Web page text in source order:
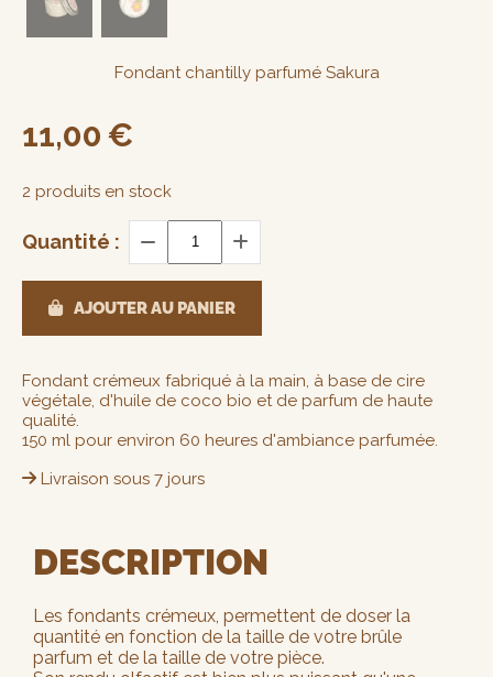
Fondant chantilly parfumé Sakura
11,00 €
2 produits en stock
Quantité :
AJOUTER AU PANIER
Fondant crémeux fabriqué à la main, à base de cire
végétale, d'huile de coco bio et de parfum de haute
qualité.
150 ml pour environ 60 heures d'ambiance parfumée.
Livraison sous 7 jours
DESCRIPTION
Les fondants crémeux, permettent de doser la
quantité en fonction de la taille de votre brûle
parfum et de la taille de votre pièce.